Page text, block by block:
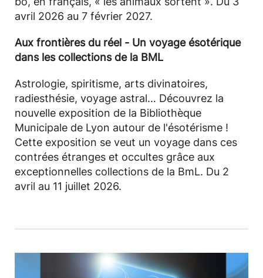
avril 2026 au 7 février 2027.
Aux frontières du réel - Un voyage ésotérique
dans les collections de la BML
Astrologie, spiritisme, arts divinatoires,
radiesthésie, voyage astral… Découvrez la
nouvelle exposition de la Bibliothèque
Municipale de Lyon autour de l'ésotérisme !
Cette exposition se veut un voyage dans ces
contrées étranges et occultes grâce aux
exceptionnelles collections de la BmL. Du 2
avril au 11 juillet 2026.